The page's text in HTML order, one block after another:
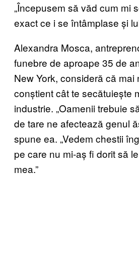
„Începusem să văd cum mi
exact ce i se întâmplase și
Alexandra Mosca,
funebre de aproape 35 de
New York, consideră că mai
conștient cât te secătuiește
industrie. „Oamenii trebuie
de tare ne afectează genul
spune ea. „Vedem chestii
pe care nu mi-aș fi dorit să
mea.”